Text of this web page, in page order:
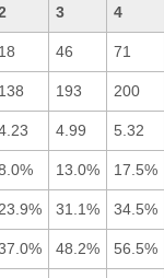
3 4
18 46 71
138 193 200
4.99 5.32
13.0% 17.5%
31.1% 34.5%
48.2% 56.5%